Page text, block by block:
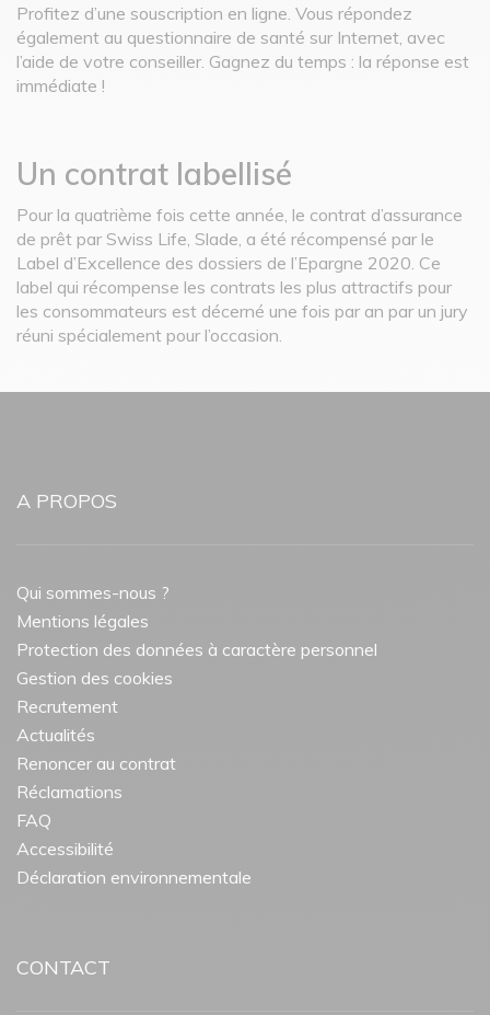
Profitez d’une souscription en ligne. Vous répondez
également au questionnaire de santé sur Internet, avec
l’aide de votre conseiller. Gagnez du temps : la réponse est
immédiate !
Un contrat labellisé
Pour la quatrième fois cette année, le contrat d’assurance
de prêt par Swiss Life, Slade, a été récompensé par le
Label d’Excellence des dossiers de l’Epargne 2020. Ce
label qui récompense les contrats les plus attractifs pour
les consommateurs est décerné une fois par an par un jury
réuni spécialement pour l’occasion.
A PROPOS
Qui sommes-nous ?
Mentions légales
Protection des données à caractère personnel
Gestion des cookies
Recrutement
Actualités
Renoncer au contrat
Réclamations
FAQ
Accessibilité
Déclaration environnementale
CONTACT